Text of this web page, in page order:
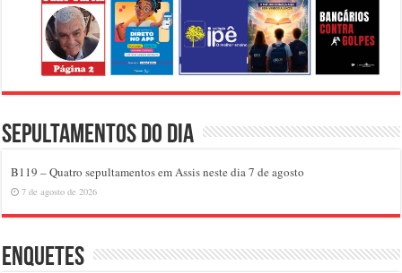
Sepultamentos do dia
B119 – Quatro sepultamentos em Assis neste dia 7 de agosto
7 de agosto de 2026
Enquetes